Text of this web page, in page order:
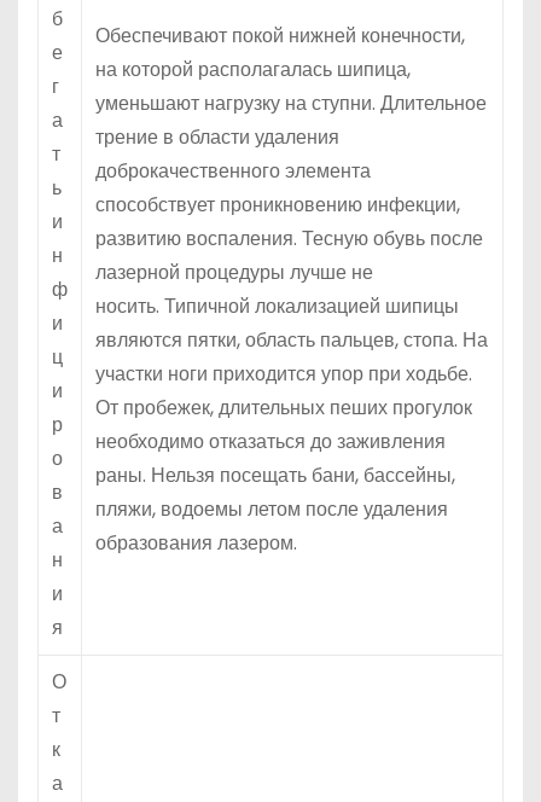
б
е
г
а
т
ь
и
н
ф
и
ц
и
р
о
в
а
н
и
я
Обеспечивают покой нижней конечности,
на которой располагалась шипица,
уменьшают нагрузку на ступни. Длительное
трение в области удаления
доброкачественного элемента
способствует проникновению инфекции,
развитию воспаления. Тесную обувь после
лазерной процедуры лучше не
носить. Типичной локализацией шипицы
являются пятки, область пальцев, стопа. На
участки ноги приходится упор при ходьбе.
От пробежек, длительных пеших прогулок
необходимо отказаться до заживления
раны. Нельзя посещать бани, бассейны,
пляжи, водоемы летом после удаления
образования лазером.
О
т
к
а